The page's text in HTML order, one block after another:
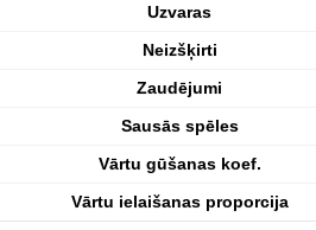
Uzvaras
Neizšķirti
Zaudējumi
Sausās spēles
Vārtu gūšanas koef.
Vārtu ielaišanas proporcija